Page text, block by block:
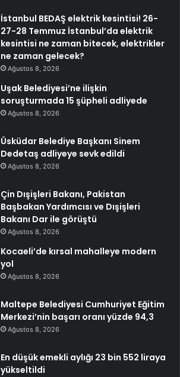
İstanbul BEDAŞ elektrik kesintisi! 26-
27-28 Temmuz İstanbul’da elektrik
kesintisi ne zaman bitecek, elektrikler
ne zaman gelecek?
Ağustos 8, 2026
Uşak Belediyesi’ne ilişkin
soruşturmada 15 şüpheli adliyede
Ağustos 8, 2026
Üsküdar Belediye Başkanı Sinem
Dedetaş adliyeye sevk edildi
Ağustos 8, 2026
Çin Dışişleri Bakanı, Pakistan
Başbakan Yardımcısı ve Dışişleri
Bakanı Dar ile görüştü
Ağustos 8, 2026
Kocaeli’de kırsal mahalleye modern
yol
Ağustos 8, 2026
Maltepe Belediyesi Cumhuriyet Eğitim
Merkezi’nin başarı oranı yüzde 94,3
Ağustos 8, 2026
En düşük emekli aylığı 23 bin 552 liraya
yükseltildi